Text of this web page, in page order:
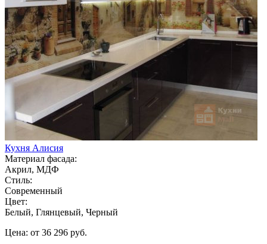
Кухня Алисия
Материал фасада:
Акрил, МДФ
Стиль:
Современный
Цвет:
Белый, Глянцевый, Черный
Цена: от 36 296 руб.